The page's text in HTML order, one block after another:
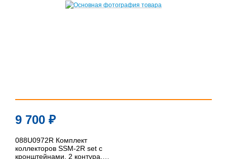
9 700 ₽
088U0972R Комплект
коллекторов SSM-2R set с
кронштейнами, 2 контура,